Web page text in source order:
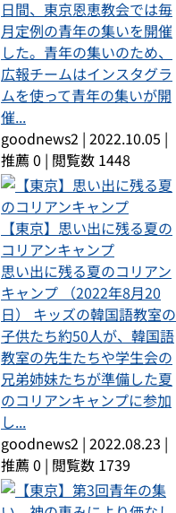
日間、東京恩恵教会では毎
月定例の青年の集いを開催
した。青年の集いのため、
広報チームはインスタグラ
ムを使って青年の集いが開
催...
goodnews2 | 2022.10.05 |
推薦 0 | 閲覧数 1448
【東京】思い出に残る夏の
コリアンキャンプ
思い出に残る夏のコリアン
キャンプ （2022年8月20
日） キッズの韓国語教室の
子供たち約50人が、韓国語
教室の先生たちや学生会の
兄弟姉妹たちが準備した夏
のコリアンキャンプに参加
し...
goodnews2 | 2022.08.23 |
推薦 0 | 閲覧数 1739